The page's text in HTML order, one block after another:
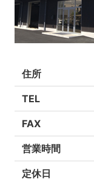
住所
TEL
FAX
営業時間
定休日